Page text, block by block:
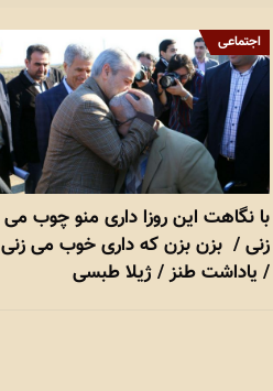
اجتماعی
با نگاهت این روزا داری منو چوب می
زنی / بزن بزن که داری خوب می زنی
/ یاداشت طنز / ژیلا طبسی